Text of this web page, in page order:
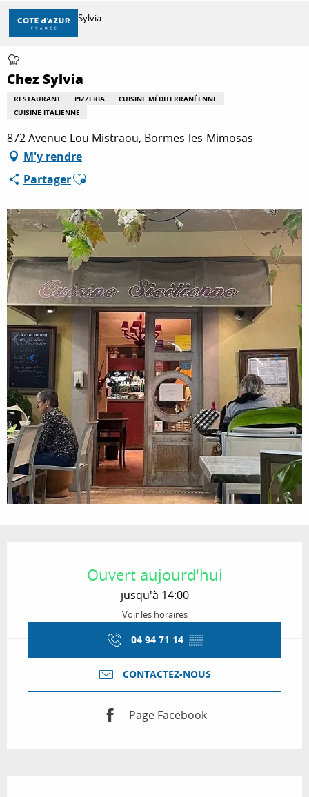
Aller
contenu
principal
DÉCOUVRIR
À FAIRE
SÉJOURNER
Accueil Chez Sylvia
Chez Sylvia
RESTAURANT PIZZERIA
CUISINE MÉDITERRANÉENNE
CUISINE ITALIENNE
872 Avenue Lou Mistraou, Bormes-les-Mimosas
M'y rendre
PartagerAjouter aux favoris
Ouvert aujourd'hui
jusqu'à 14:00
Voir les horaires
04 94 71 14 ▒▒
CONTACTEZ-NOUS
Page Facebook